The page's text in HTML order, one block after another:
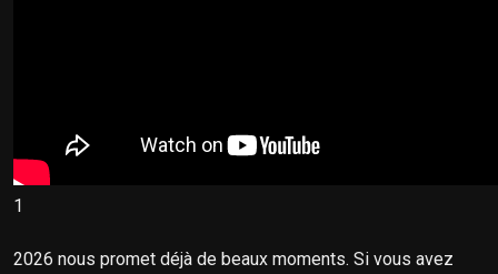
1
2026 nous promet déjà de beaux moments. Si vous avez